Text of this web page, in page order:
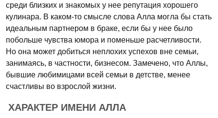
среди близких и знакомых у нее репутация хорошего
кулинара. В каком-то смысле слова Алла могла бы стать
идеальным партнером в браке, если бы у нее было
побольше чувства юмора и поменьше расчетливости.
Но она может добиться неплохих успехов вне семьи,
занимаясь, в частности, бизнесом. Замечено, что Аллы,
бывшие любимицами всей семьи в детстве, менее
счастливы во взрослой жизни.
ХАРАКТЕР ИМЕНИ АЛЛА